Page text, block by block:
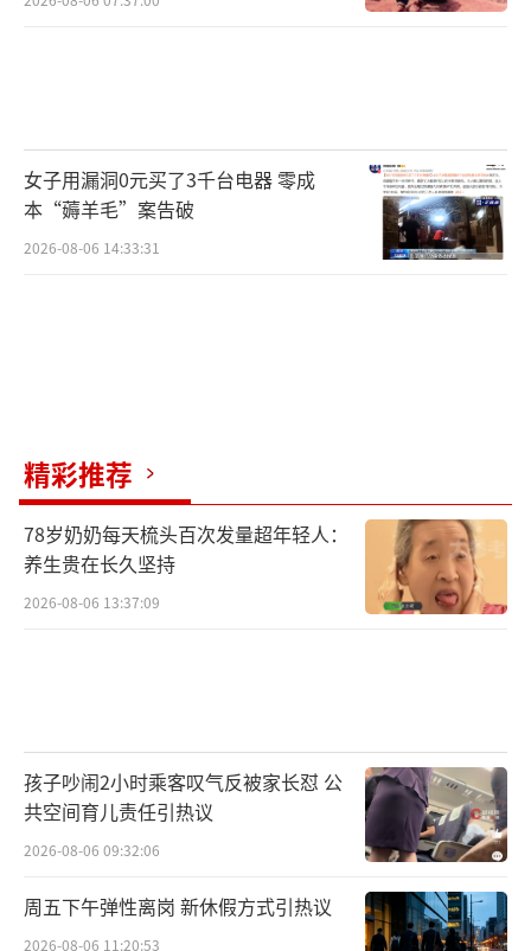
女子用漏洞0元买了3千台电器 零成
本“薅羊毛”案告破
2026-08-06 14:33:31
精彩推荐
78岁奶奶每天梳头百次发量超年轻人：
养生贵在长久坚持
2026-08-06 13:37:09
孩子吵闹2小时乘客叹气反被家长怼 公
共空间育儿责任引热议
2026-08-06 09:32:06
周五下午弹性离岗 新休假方式引热议
2026-08-06 11:20:53